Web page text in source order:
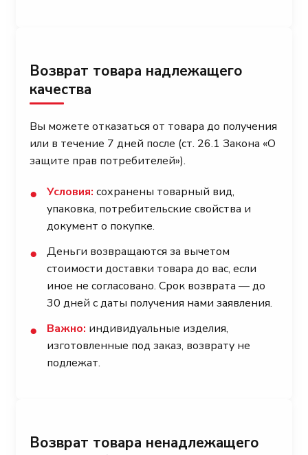
Возврат товара надлежащего
качества
Вы можете отказаться от товара до получения
или в течение 7 дней после (ст. 26.1 Закона «О
защите прав потребителей»).
● Условия: сохранены товарный вид,
упаковка, потребительские свойства и
документ о покупке.
●
Деньги возвращаются за вычетом
стоимости доставки товара до вас, если
иное не согласовано. Срок возврата — до
30 дней с даты получения нами заявления.
● Важно: индивидуальные изделия,
изготовленные под заказ, возврату не
подлежат.
Возврат товара ненадлежащего